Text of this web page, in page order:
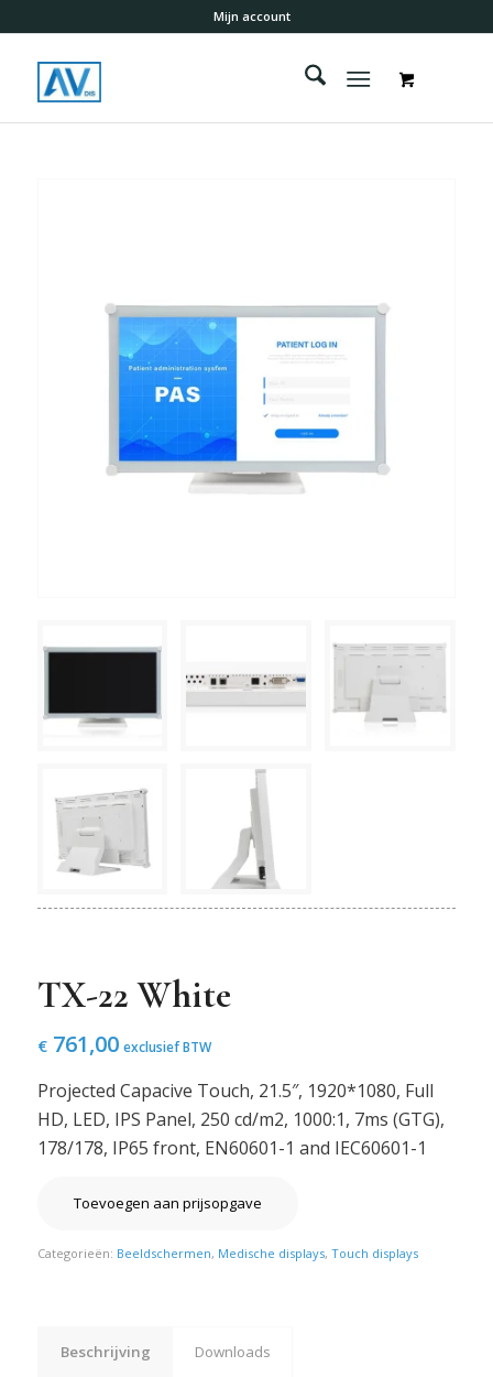
Mijn account
TX-22 White
€761,00 exclusief BTW
Projected Capacive Touch, 21.5″, 1920*1080, Full
HD, LED, IPS Panel, 250 cd/m2, 1000:1, 7ms (GTG),
178/178, IP65 front, EN60601-1 and IEC60601-1
Toevoegen aan prijsopgave
Categorieën: Beeldschermen, Medische displays, Touch displays
Beschrijving Downloads